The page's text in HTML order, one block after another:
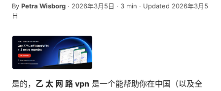
By Petra Wisborg · 2026年3月5日 · 3 min · Updated 2026年3月5
日
是的， 乙 太 网 路 vpn 是一个能帮助你在中国（以及全